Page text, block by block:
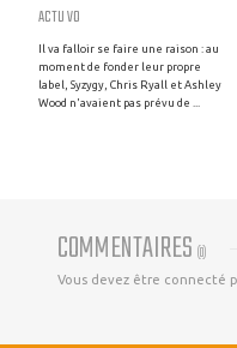
ACTU VO
Il va falloir se faire une raison : au
moment de fonder leur propre
label, Syzygy, Chris Ryall et Ashley
Wood n'avaient pas prévu de ...
COMMENTAIRES (0)
Vous devez être connecté